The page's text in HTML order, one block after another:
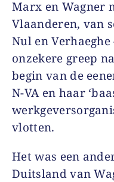
Marx en Wagner
Vlaanderen, van
Nul en
onzekere greep
begin van de
N-VA en haar
vlotten.
Het was een
Duitsland van